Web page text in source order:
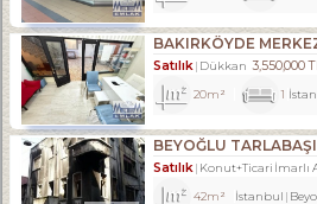
Satılık Dükkan 3,550,000
20m² 1
BEYOĞLU
Satılık Konut+Ticari İmarlı
42m² İstanbul